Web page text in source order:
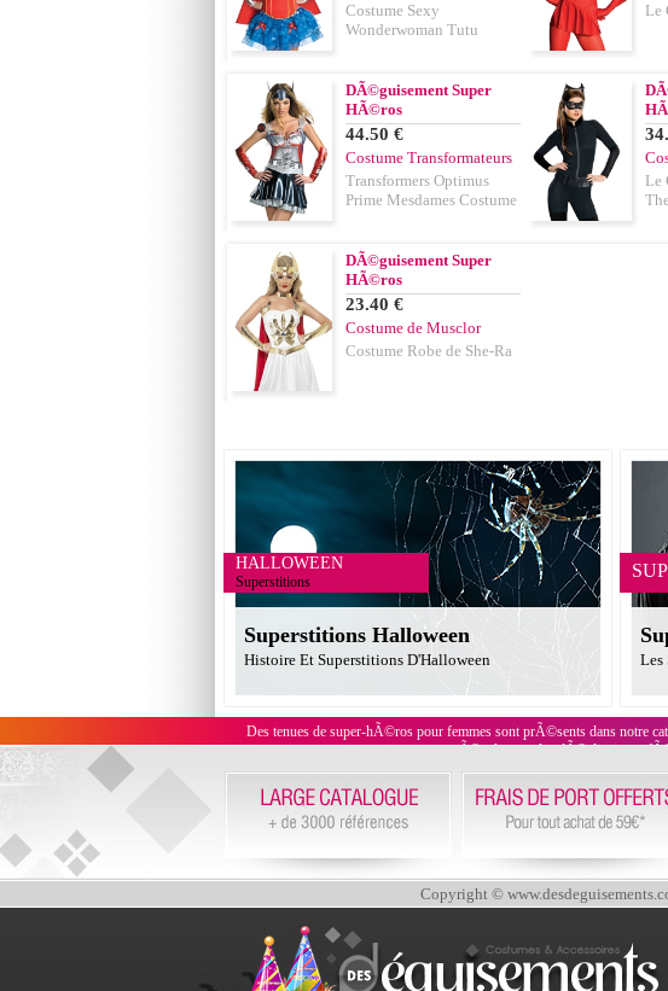
Costume Sexy
Wonderwoman Tutu
Le
DÃ©guisement Super
HÃ©ros
44.50 €
Costume Transformateurs
Transformers Optimus
Prime Mesdames Costume
Le
DÃ©guisement Super
HÃ©ros
23.40 €
Costume de Musclor
Costume Robe de She-Ra
HALLOWEEN
Superstitions
Superstitions Halloween
Histoire Et Superstitions D'Halloween Les
Des tenues de super-hÃ©ros pour femmes sont prÃ©sents dans notre
superwoman, mais on trouve Ã©galement des dÃ©clinaisons
Copyright ©